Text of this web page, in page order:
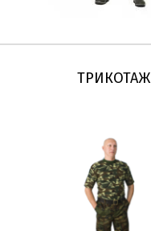
ТРИКОТАЖ